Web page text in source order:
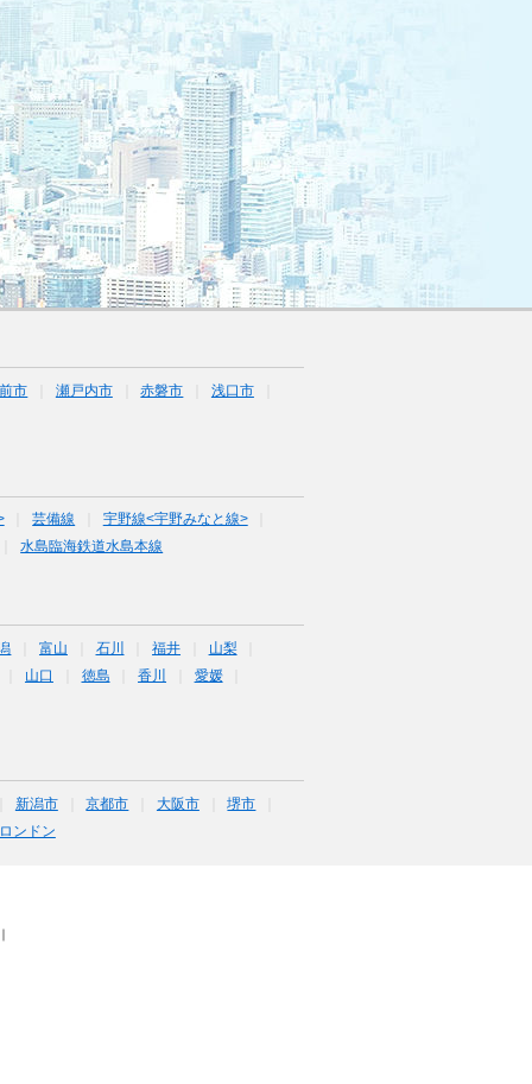
市 瀬戸内市 赤磐市
浅口市
芸備線
宇野線<宇野みなと線>
水島臨海鉄道水島本線
富山 石川 福井
山梨
山口 徳島 香川
愛媛
新潟市 京都市 大阪市
堺市
ロンドン
｜